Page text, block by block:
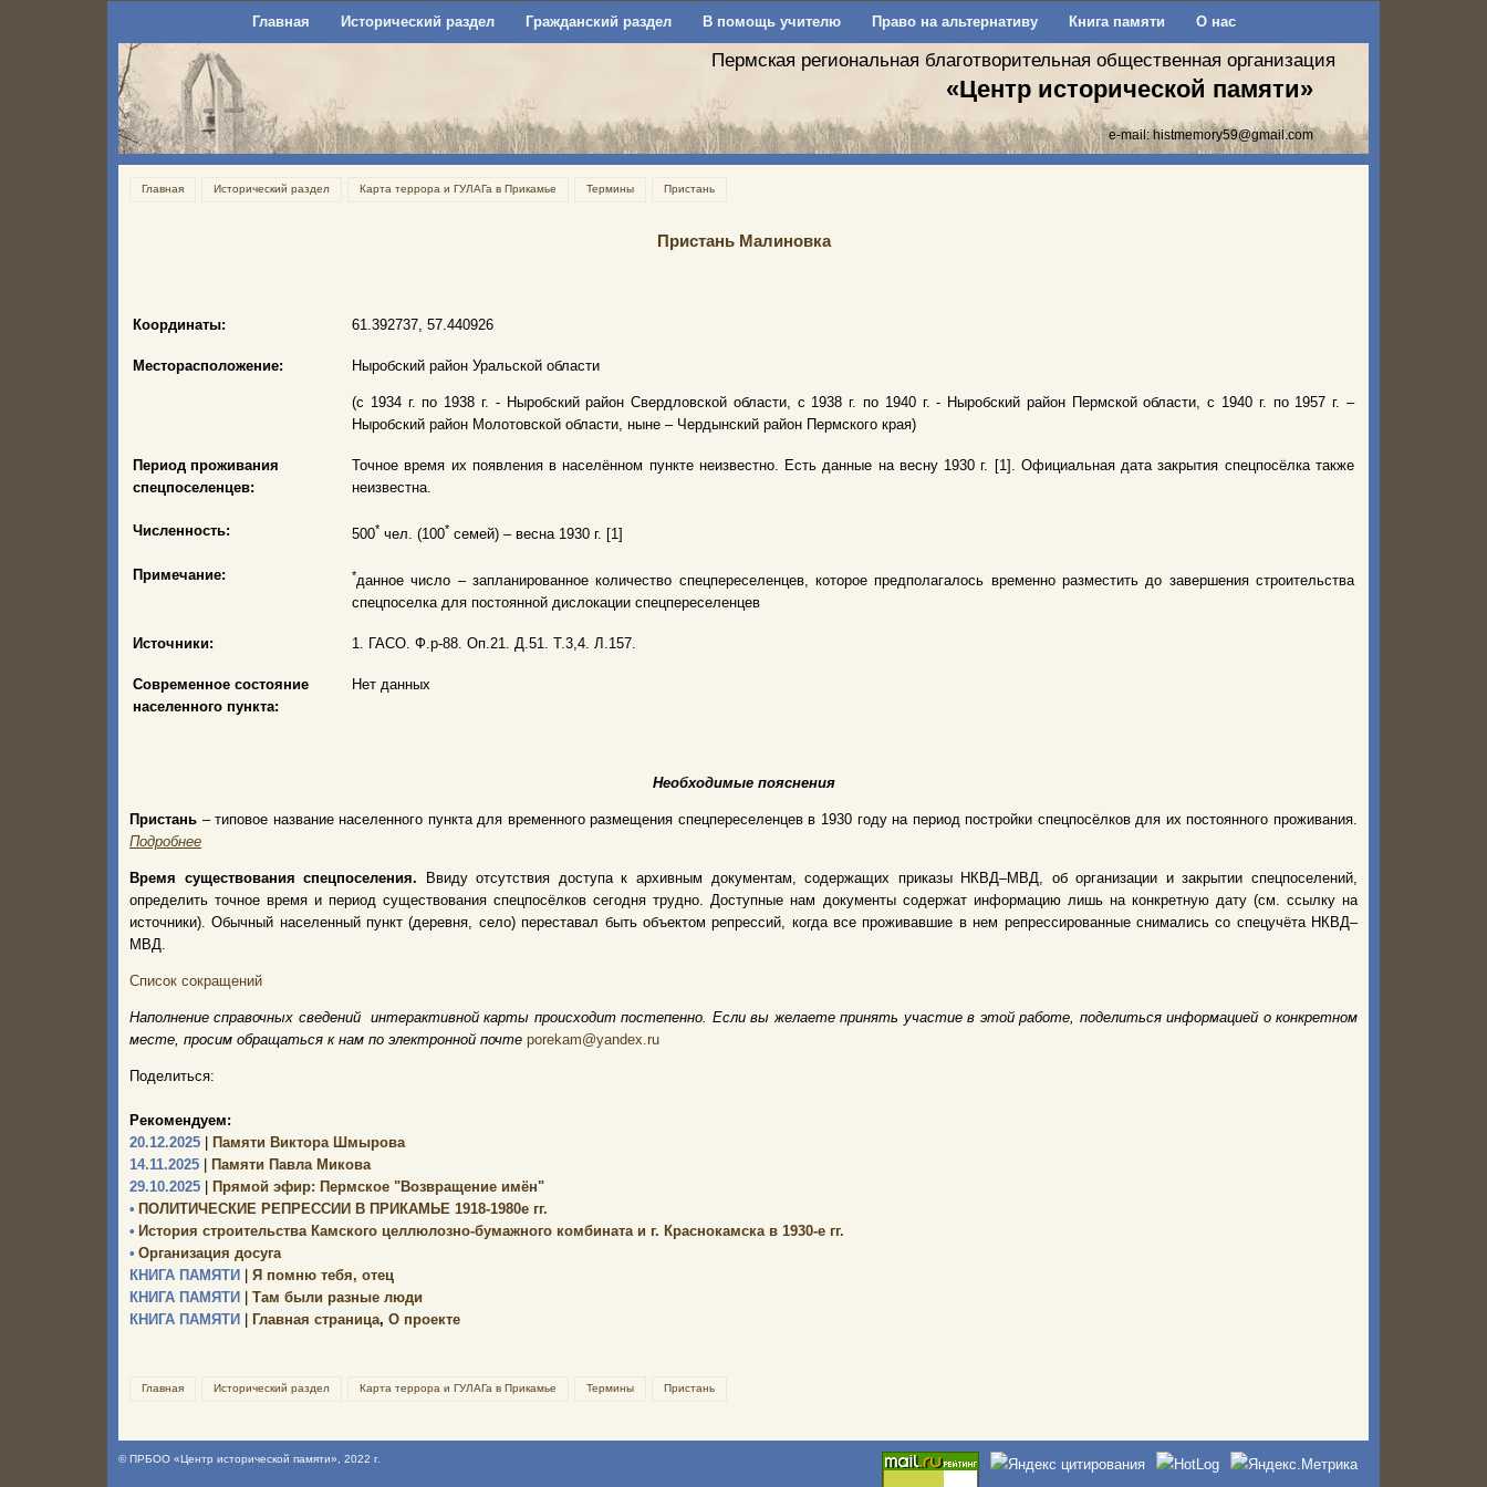
Главная Исторический раздел Гражданский раздел В помощь учителю Право на альтернативу Книга памяти О нас
Пермская региональная благотворительная общественная организация
«Центр исторической памяти»
e-mail:histmemory59@gmail.com
Главная Исторический раздел Карта террора и ГУЛАГа в Прикамье Термины Пристань
Пристань Малиновка
Координаты: 61.392737, 57.440926
Месторасположение: Ныробский район Уральской области
(с 1934 г. по 1938 г. - Ныробский район Свердловской области, с 1938 г. по 1940 г. - Ныробский район Пермской области, с 1940 г. по 1957 г. –
Ныробский район Молотовской области, ныне – Чердынский район Пермского края)
Период проживания
спецпоселенцев:
Точное время их появления в населённом пункте неизвестно. Есть данные на весну 1930 г. [1]. Официальная дата закрытия спецпосёлка также
неизвестна.
Численность: 500* чел. (100* семей) – весна 1930 г. [1]
Примечание: *данное число – запланированное количество спецпереселенцев, которое предполагалось временно разместить до завершения строительства
спецпоселка для постоянной дислокации спецпереселенцев
Источники: 1. ГАСО. Ф.р-88. Оп.21. Д.51. Т.3,4. Л.157.
Современное состояние
населенного пункта:
Нет данных
Необходимые пояснения
Пристань – типовое название населенного пункта для временного размещения спецпереселенцев в 1930 году на период постройки спецпосёлков для их постоянного проживания.
Подробнее
Время существования спецпоселения.
Ввиду отсутствия доступа к архивным документам, содержащих приказы НКВД–МВД, об организации и закрытии спецпоселений,
определить точное время и период существования спецпосёлков сегодня трудно. Доступные нам документы содержат информацию лишь на конкретную дату (см. ссылку на
источники). Обычный населенный пункт (деревня, село) переставал быть объектом репрессий, когда все проживавшие в нем репрессированные снимались со спецучёта НКВД–
МВД.
Список сокращений
Наполнение справочных сведений интерактивной карты происходит постепенно. Если вы желаете принять участие в этой работе, поделиться информацией о конкретном
месте, просим обращаться к нам по электронной почте porekam@yandex.ru
Поделиться:
Рекомендуем:
20.12.2025
Памяти Виктора Шмырова
14.11.2025
Памяти Павла Микова
29.10.2025
Прямой эфир: Пермское "Возвращение имён"
• ПОЛИТИЧЕСКИЕ РЕПРЕССИИ В ПРИКАМЬЕ 1918-1980е гг.
• История строительства Камского целлюлозно-бумажного комбината и г. Краснокамска в 1930-е гг.
• Организация досуга
КНИГА ПАМЯТИ
Я помню тебя, отец
КНИГА ПАМЯТИ
Там были разные люди
КНИГА ПАМЯТИ
Главная страница, О проекте
Главная Исторический раздел Карта террора и ГУЛАГа в Прикамье Термины Пристань
©ПРБОО «Центр исторической памяти» , 2022 г.